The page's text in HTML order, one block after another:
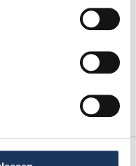
Netzwerk-Partner